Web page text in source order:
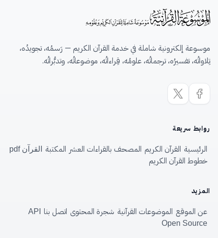
موسوعة إلكترونية شاملة في خدمة القرآن الكريم — رَسمُه، تجويدُه،
تِلاواتُه، تفسيرُه، ترجماتُه، علومُه، قِراءاتُه، موضوعاتُه، وتدبُّراتُه.
روابط سريعة
الرئيسية القرآن الكريم المصحف بالقراءات العشر المكتبة القرآن pdf
خطوط القرآن الكريم
المزيد
عن الموقع الموضوعات القرآنية شجرة المحتوى اتصل بنا
API
Open Source